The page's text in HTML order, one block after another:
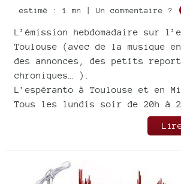
estimé : 1 mn | Un commentaire ?
L’émission hebdomadaire sur
Toulouse (avec de la musique
des annonces, des petits
chroniques… ).
L’espéranto à Toulouse et en
Tous les lundis soir de 20h à